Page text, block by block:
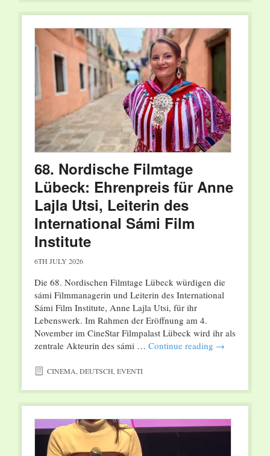
68. Nordische Filmtage
Lübeck: Ehrenpreis für Anne
Lajla Utsi, Leiterin des
International Sámi Film
Institute
6TH JULY 2026
Die 68. Nordischen Filmtage Lübeck würdigen die
sámi Filmmanagerin und Leiterin des International
Sámi Film Institute, Anne Lajla Utsi, für ihr
Lebenswerk. Im Rahmen der Eröffnung am 4.
November im CineStar Filmpalast Lübeck wird ihr als
zentrale Akteurin des sámi … Continue reading →
CINEMA DEUTSCH EVENTI